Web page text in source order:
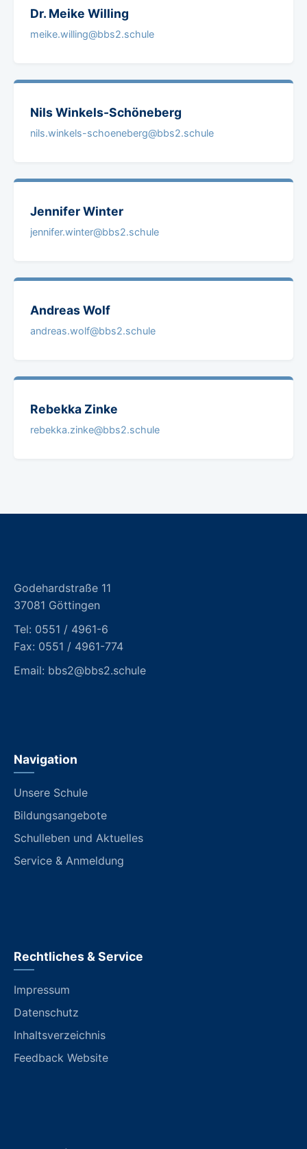
Dr. Meike Willing
meike.willing@bbs2.schule
NilsWinkels-Schöneberg
nils.winkels-schoeneberg@bbs2.schule
JenniferWinter
jennifer.winter@bbs2.schule
AndreasWolf
andreas.wolf@bbs2.schule
Rebekka Zinke
rebekka.zinke@bbs2.schule
Godehardstraße 11
37081 Göttingen
Tel: 0551 / 4961-6
Fax: 0551 / 4961-774
Email: bbs2@bbs2.schule
Navigation
Unsere Schule
Bildungsangebote
Schulleben und Aktuelles
Service & Anmeldung
Rechtliches & Service
Impressum
Datenschutz
Inhaltsverzeichnis
Feedback Website